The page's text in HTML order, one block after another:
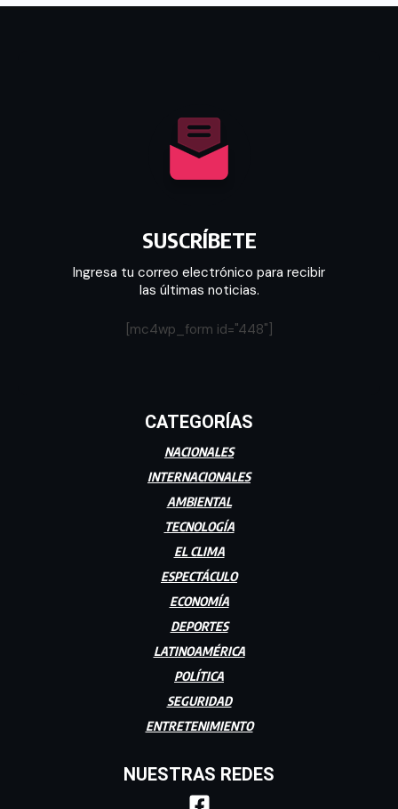
SUSCRÍBETE
Ingresa tu correo electrónico para recibir
las últimas noticias.
[mc4wp_form id="448"]
CATEGORÍAS
NACIONALES
INTERNACIONALES
AMBIENTAL
TECNOLOGÍA
EL CLIMA
ESPECTÁCULO
ECONOMÍA
DEPORTES
LATINOAMÉRICA
POLÍTICA
SEGURIDAD
ENTRETENIMIENTO
NUESTRAS REDES